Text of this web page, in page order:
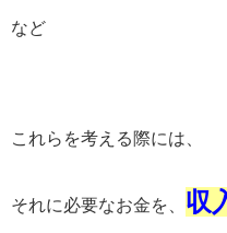
など
これらを考える際には、
それに必要なお金を、 収